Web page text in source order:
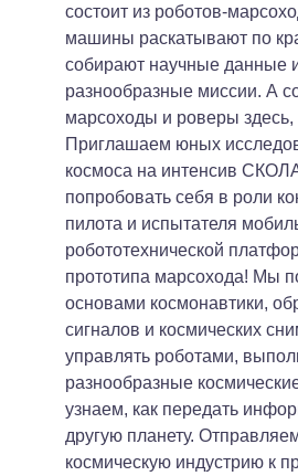
состоит из роботов-
машины раскатывают по
собирают научные данные
разнообразные миссии. А
марсоходы и роверы
Приглашаем юных
космоса на интенсив
попробовать себя в роли
пилота и испытателя
робототехнической
прототипа марсохода! Мы
основами космонавтики,
сигналов и космических
управлять роботами,
разнообразные
узнаем, как передать
другую планету.
космическую индустрию к